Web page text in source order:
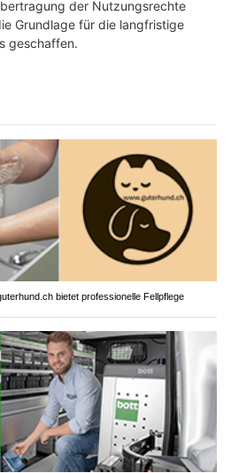
der Nutzungsrechte
Grundlage für die langfristige
geschaffen.
bietet professionelle Fellpflege